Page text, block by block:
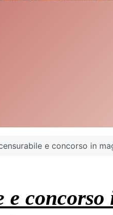
e concorso in